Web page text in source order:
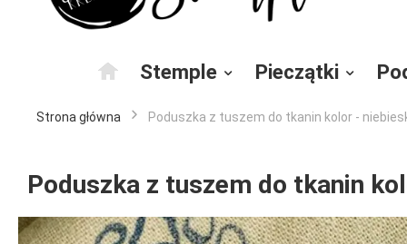
Stemple Pieczątki
Strona główna Poduszka z tuszem do tkanin kolor -
Poduszka z tuszem do tkanin
Przejdź